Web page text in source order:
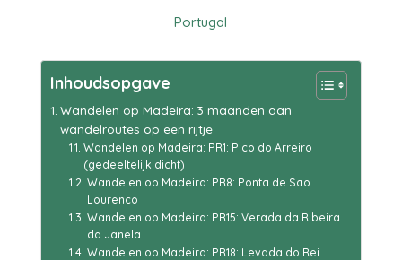
Portugal
Inhoudsopgave
Wandelen op Madeira: 3 maanden aan
wandelroutes op een rijtje
Wandelen op Madeira: PR1: Pico do Arreiro
(gedeeltelijk dicht)
Wandelen op Madeira: PR8: Ponta de Sao
Lourenco
Wandelen op Madeira: PR15: Verada da Ribeira
da Janela
Wandelen op Madeira: PR18: Levada do Rei